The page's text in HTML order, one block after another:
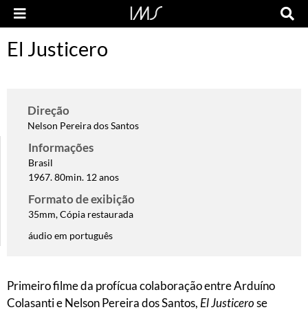
El Justicero
Direção
Nelson Pereira dos Santos
Informações
Brasil
1967. 80min. 12 anos
Formato de exibição
35mm, Cópia restaurada
áudio em português
Primeiro filme da profícua colaboração entre Arduíno
Colasanti e Nelson Pereira dos Santos, El Justicerose